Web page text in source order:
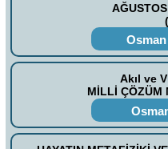
Akıl ve
MİLLİ ÇÖZÜM